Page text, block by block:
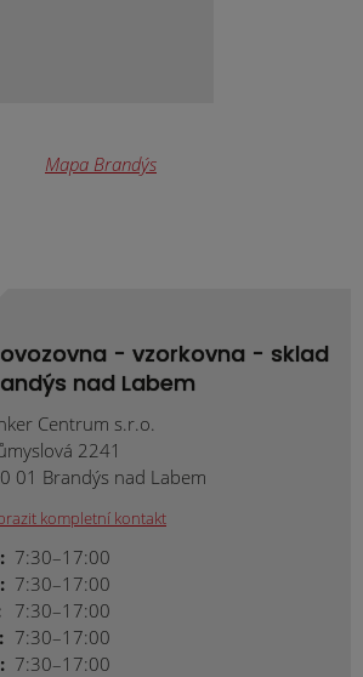
- vzorkovna - sklad
nad Labem
Centrum s.r.o.
2241
01 Brandýs nad Labem
kompletní kontakt
7:30–17:00
7:30–17:00
7:30–17:00
7:30–17:00
7:30–17:00